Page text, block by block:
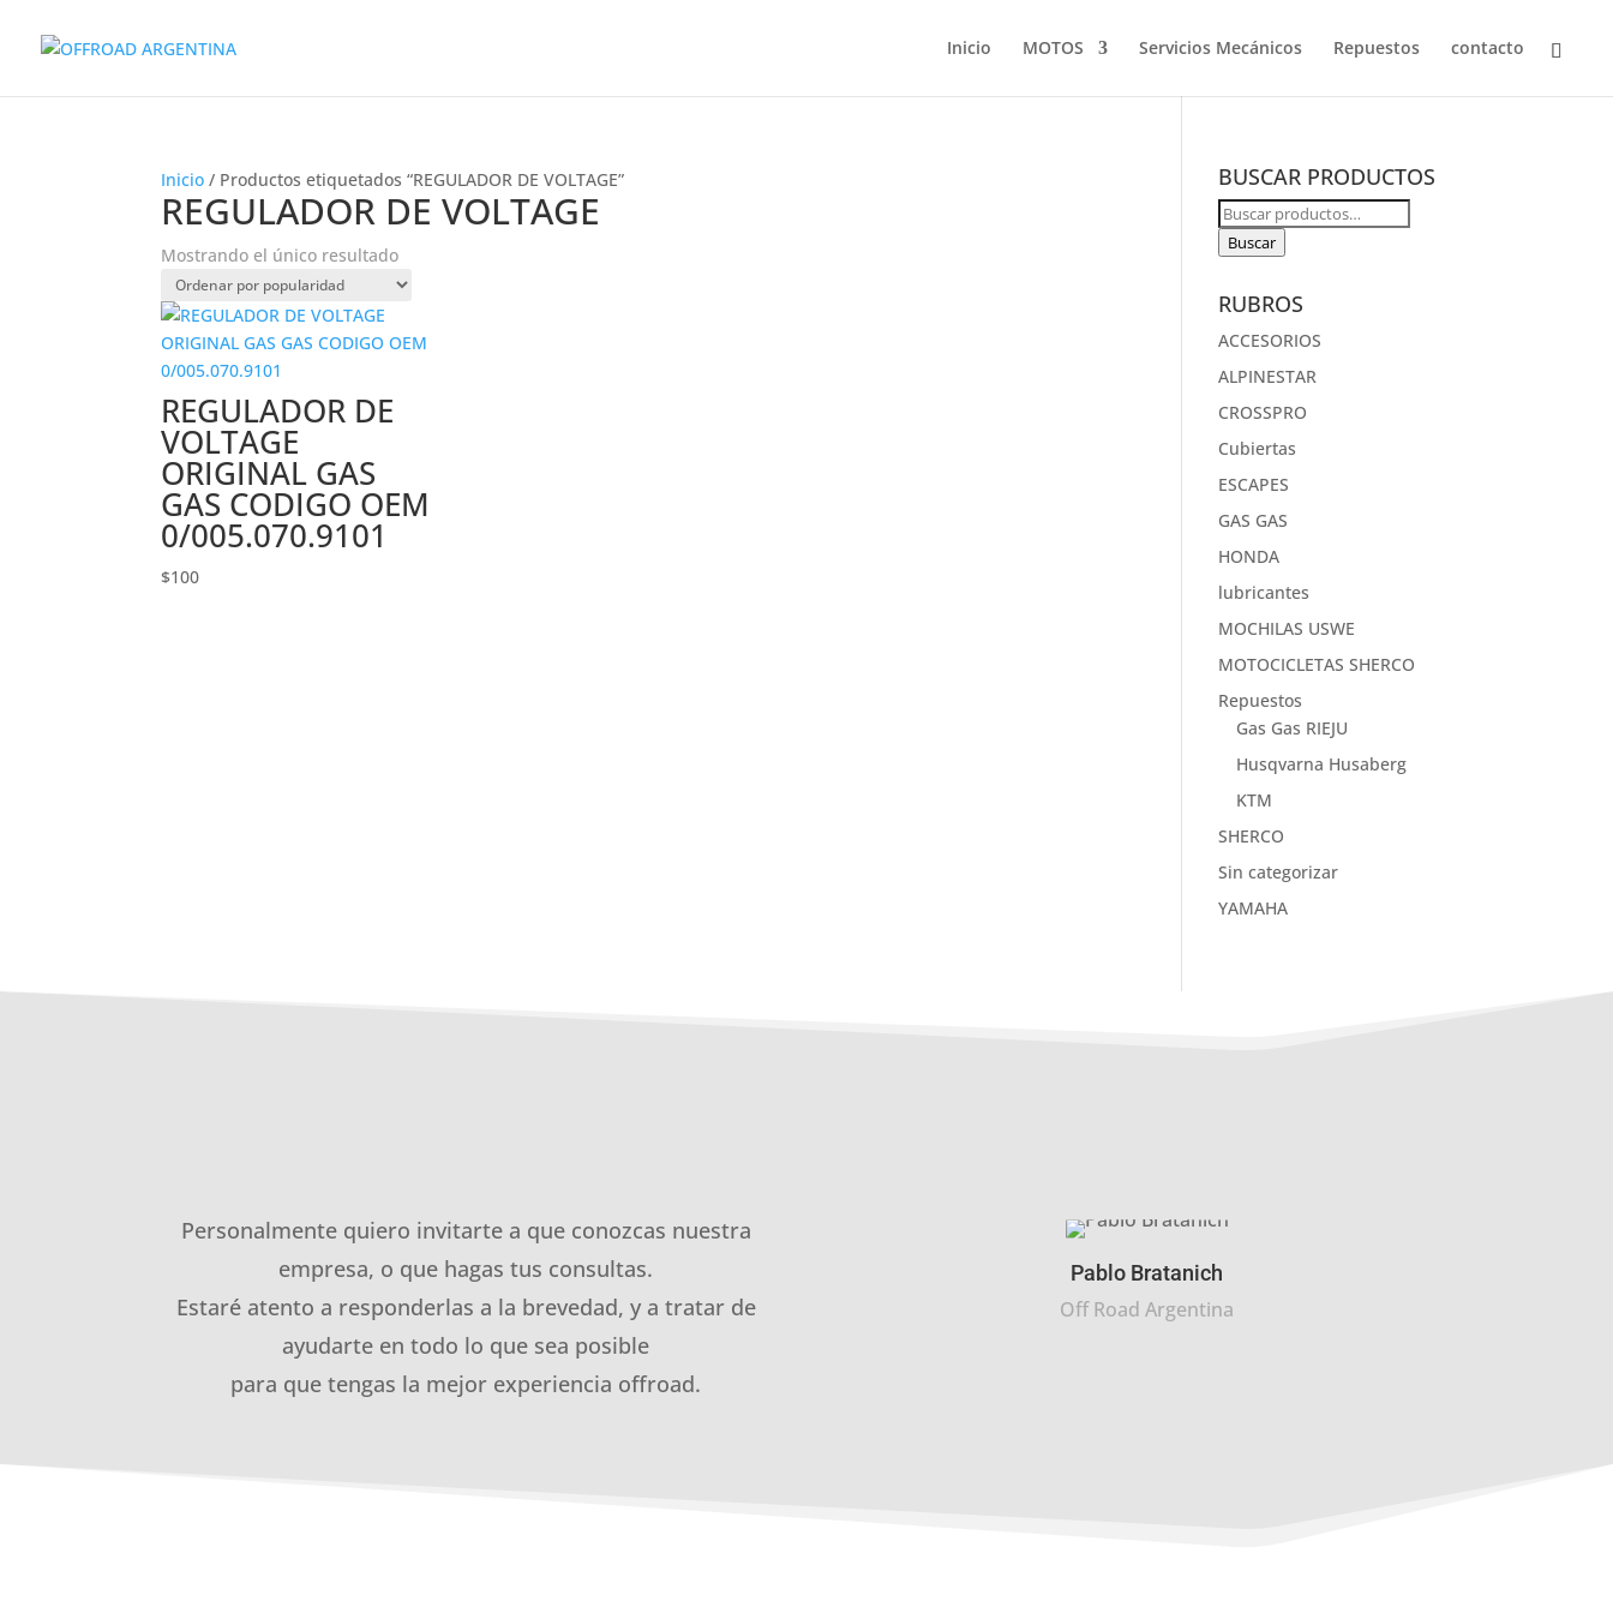
Inicio MOTOS Servicios Mecánicos Repuestos contacto
Inicio / Productos etiquetados “REGULADOR DE VOLTAGE”
REGULADOR DE VOLTAGE
Mostrando el único resultado
REGULADOR DE
VOLTAGE
ORIGINAL GAS
GAS CODIGO OEM
0/005.070.9101
$100
BUSCAR PRODUCTOS
Buscar
por:
Buscar
RUBROS
ACCESORIOS
ALPINESTAR
CROSSPRO
Cubiertas
ESCAPES
GAS GAS
HONDA
lubricantes
MOCHILAS USWE
MOTOCICLETAS SHERCO
Repuestos
Gas Gas RIEJU
Husqvarna Husaberg
KTM
SHERCO
Sin categorizar
YAMAHA
Personalmente quiero invitarte a que conozcas nuestra
empresa, o que hagas tus consultas.
Estaré atento a responderlas a la brevedad, y a tratar de
ayudarte en todo lo que sea posible
para que tengas la mejor experiencia offroad.
Pablo Bratanich
Off Road Argentina